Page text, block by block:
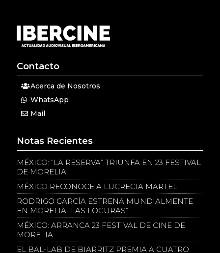
Contacto
Acerca de Nosotros
WhatsApp
Mail
Notas Recientes
MÉXICO: “LA RESERVA” TRIUNFA EN 23 FESTIVAL
DE MORELIA
MÉXICO RECONOCE A LUCRECIA MARTEL
RODRIGO GARCÍA ESTRENA MUNDIALMENTE
EN MORELIA “LAS LOCURAS”
MÉXICO: ARRANCA 23 FESTIVAL DE CINE DE
MORELIA
EL BAL-LAB DE BIARRITZ PREMIA A CUATRO